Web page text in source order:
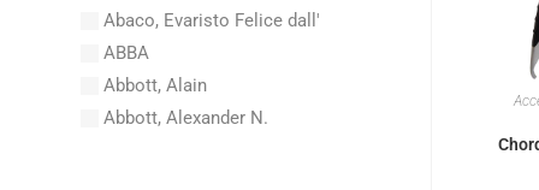
Abaco, Evaristo Felice dall'
ABBA
Abbott, Alain
Abbott, Alexander N.